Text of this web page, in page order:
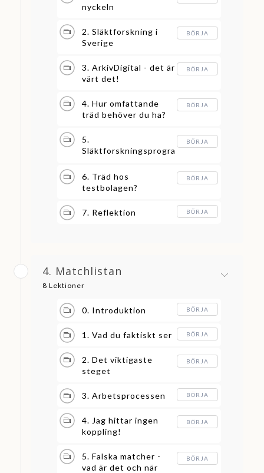
nyckeln
2. Släktforskning i
Sverige
BÖRJA
3. ArkivDigital - det är
värt det!
BÖRJA
4. Hur omfattande
träd behöver du ha?
BÖRJA
5.
Släktforskningsprogra
BÖRJA
6. Träd hos
testbolagen?
BÖRJA
7. Reflektion BÖRJA
4. Matchlistan
8 Lektioner
0. Introduktion BÖRJA
1. Vad du faktiskt ser BÖRJA
2. Det viktigaste
steget
BÖRJA
3. Arbetsprocessen BÖRJA
4. Jag hittar ingen
koppling!
BÖRJA
5. Falska matcher -
vad är det och när
BÖRJA